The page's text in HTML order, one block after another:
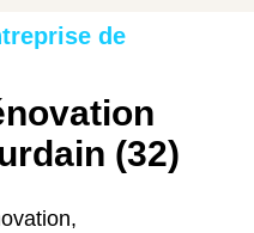
de
(32)